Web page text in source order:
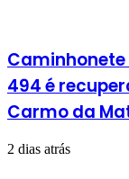
494 é
Carmo da
2 dias atrás